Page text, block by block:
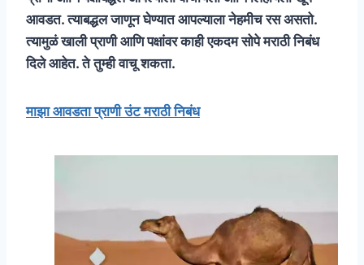
आवडत. त्याबद्धल जाणून घेण्यात आपल्याला नेहमीच रस असतो.
त्यामुळं खाली प्राणी आणि पक्षांवर काही एकदम सोपे मराठी निबंध
दिले आहेत. ते तुम्ही वाचू शकता.
माझा आवडता प्राणी उंट मराठी निबंध